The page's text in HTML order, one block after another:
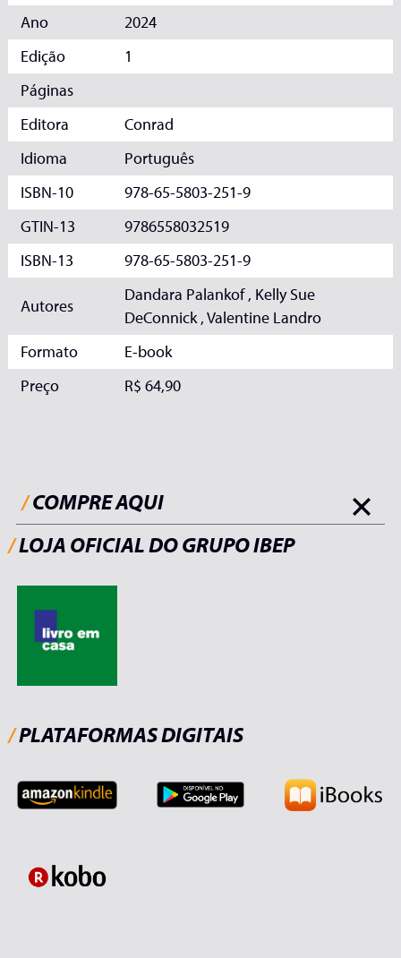
Ano
2024
Edição
1
Páginas
Editora
Conrad
Idioma
Português
ISBN-10
978-65-5803-251-9
GTIN-13
9786558032519
ISBN-13
978-65-5803-251-9
Autores
Dandara Palankof , Kelly Sue
DeConnick , Valentine Landro
Formato
E-book
Preço
R$ 64,90
/COMPRE AQUI
/LOJA OFICIAL DO GRUPO IBEP
/PLATAFORMAS DIGITAIS